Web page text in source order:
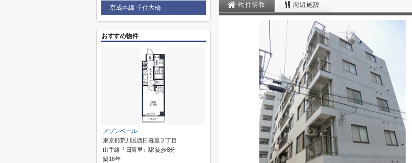
物件情報 周辺施設
京成本線 千住大橋
おすすめ物件
メゾンベール
東京都荒川区西日暮里２丁目
山手線「日暮里」駅 徒歩8分
築16年